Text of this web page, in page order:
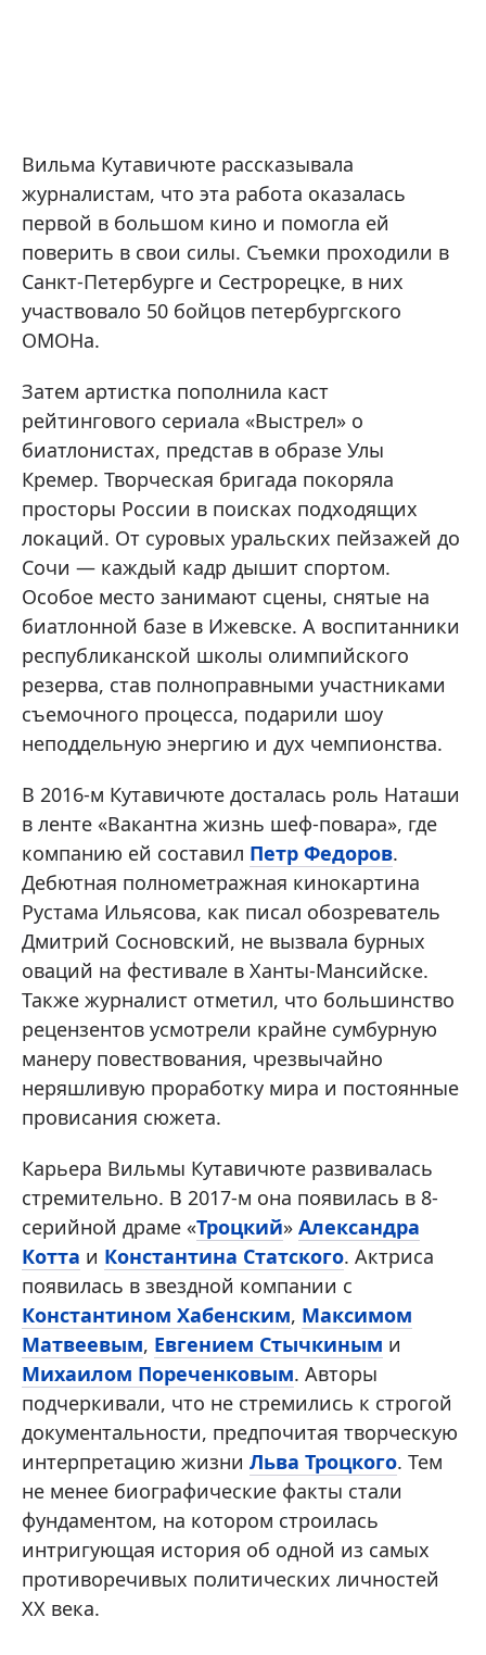
Вильма Кутавичюте рассказывала
журналистам, что эта работа оказалась
первой в большом кино и помогла ей
поверить в свои силы. Съемки проходили в
Санкт-Петербурге и Сестрорецке, в них
участвовало 50 бойцов петербургского
ОМОНа.
Затем артистка пополнила каст
рейтингового сериала «Выстрел» о
биатлонистах, представ в образе Улы
Кремер. Творческая бригада покоряла
просторы России в поисках подходящих
локаций. От суровых уральских пейзажей до
Сочи — каждый кадр дышит спортом.
Особое место занимают сцены, снятые на
биатлонной базе в Ижевске. А воспитанники
республиканской школы олимпийского
резерва, став полноправными участниками
съемочного процесса, подарили шоу
неподдельную энергию и дух чемпионства.
В 2016-м Кутавичюте досталась роль Наташи
в ленте «Вакантна жизнь шеф-повара», где
компанию ей составил Петр Федоров.
Дебютная полнометражная кинокартина
Рустама Ильясова, как писал обозреватель
Дмитрий Сосновский, не вызвала бурных
оваций на фестивале в Ханты-Мансийске.
Также журналист отметил, что большинство
рецензентов усмотрели крайне сумбурную
манеру повествования, чрезвычайно
неряшливую проработку мира и постоянные
провисания сюжета.
Карьера Вильмы Кутавичюте развивалась
стремительно. В 2017-м она появилась в 8-
серийной драме «Троцкий» Александра
Котта и Константина Статского. Актриса
появилась в звездной компании с
Константином Хабенским, Максимом
Матвеевым, Евгением Стычкиным и
Михаилом Пореченковым. Авторы
подчеркивали, что не стремились к строгой
документальности, предпочитая творческую
интерпретацию жизни Льва Троцкого. Тем
не менее биографические факты стали
фундаментом, на котором строилась
интригующая история об одной из самых
противоречивых политических личностей
XX века.